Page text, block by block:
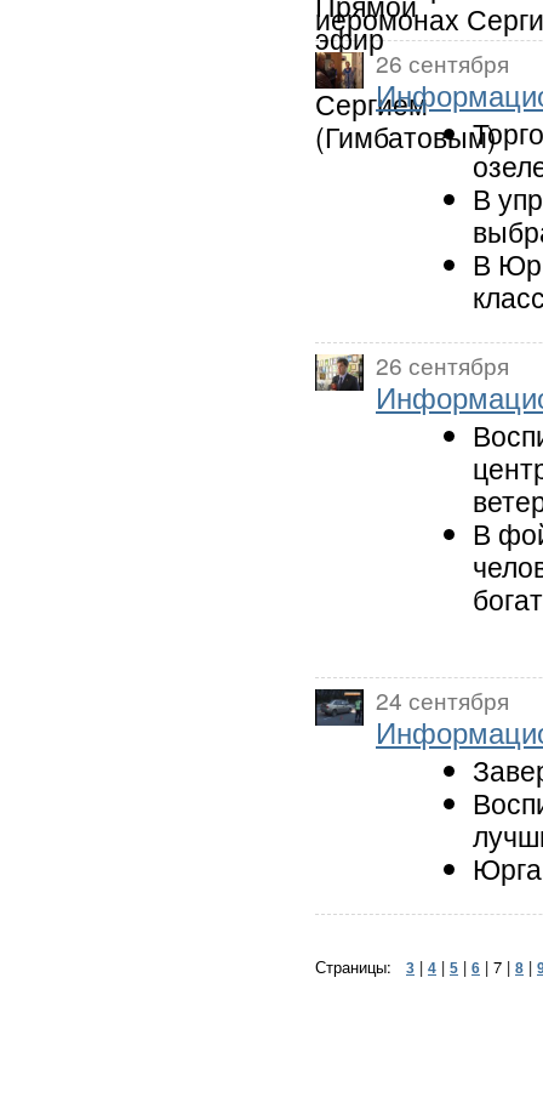
иеромонах
26 сентября
В
В
26 сентября
В
24 сентября
Страницы: 3 | 4 | 5 | 6 | 7 | 8 |